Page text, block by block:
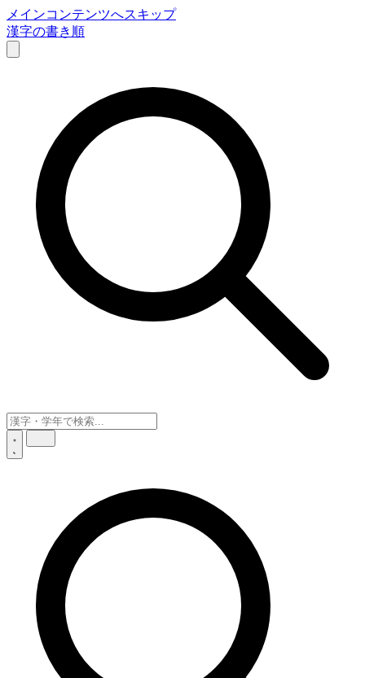
メインコンテンツへスキップ
漢字の書き順